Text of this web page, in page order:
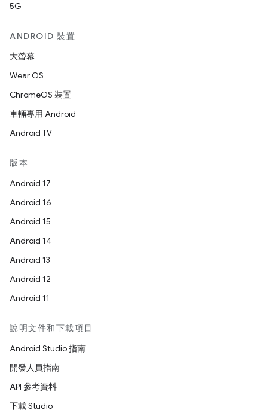
5G
ANDROID 裝置
大螢幕
Wear OS
ChromeOS 裝置
車輛專用 Android
Android TV
版本
Android 17
Android 16
Android 15
Android 14
Android 13
Android 12
Android 11
說明文件和下載項目
Android Studio 指南
開發人員指南
API 參考資料
下載 Studio